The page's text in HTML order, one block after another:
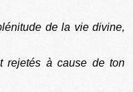
de la vie divine,
rejetés à cause de ton